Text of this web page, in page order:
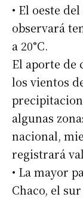
• El oeste
observará
a 20°C.
El aporte de
los vientos
algunas
nacional,
registrará
• La mayor
Chaco, el